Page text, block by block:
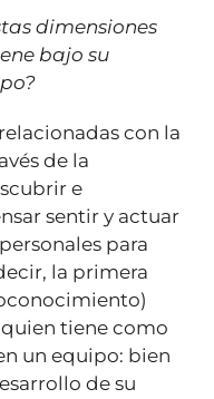
dimensiones
bajo su
con la
de la
e
sentir y actuar
para
la primera
tiene como
un equipo: bien
de su